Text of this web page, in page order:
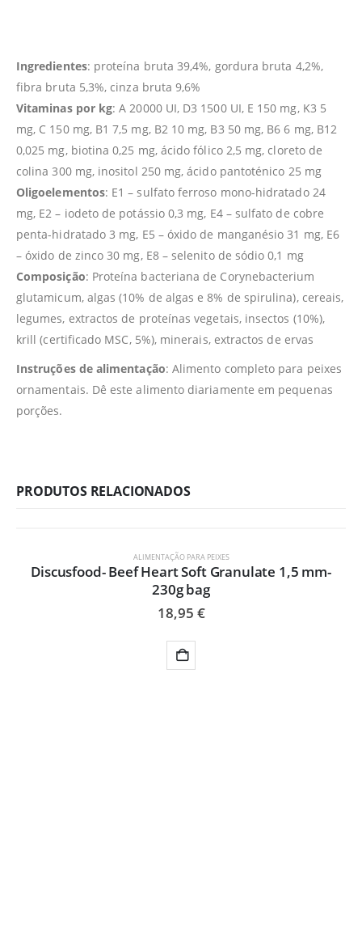
Ingredientes: proteína bruta 39,4%, gordura bruta 4,2%,
fibra bruta 5,3%, cinza bruta 9,6%
Vitaminas por kg: A 20000 UI, D3 1500 UI, E 150 mg, K3 5
mg, C 150 mg, B1 7,5 mg, B2 10 mg, B3 50 mg, B6 6 mg, B12
0,025 mg, biotina 0,25 mg, ácido fólico 2,5 mg, cloreto de
colina 300 mg, inositol 250 mg, ácido pantoténico 25 mg
Oligoelementos: E1 – sulfato ferroso mono-hidratado 24
mg, E2 – iodeto de potássio 0,3 mg, E4 – sulfato de cobre
penta-hidratado 3 mg, E5 – óxido de manganésio 31 mg, E6
– óxido de zinco 30 mg, E8 – selenito de sódio 0,1 mg
Composição: Proteína bacteriana de Corynebacterium
glutamicum, algas (10% de algas e 8% de spirulina), cereais,
legumes, extractos de proteínas vegetais, insectos (10%),
krill (certificado MSC, 5%), minerais, extractos de ervas
Instruções de alimentação: Alimento completo para peixes
ornamentais. Dê este alimento diariamente em pequenas
porções.
PRODUTOS RELACIONADOS
ALIMENTAÇÃO PARA PEIXES
Discusfood- Beef Heart Soft Granulate 1,5 mm-
230g bag
18,95 €